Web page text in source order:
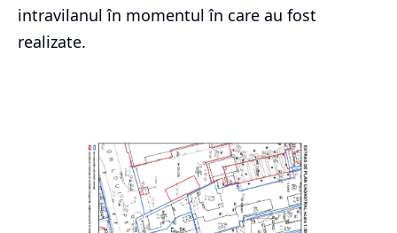
intravilanul în momentul în care au fost
realizate.